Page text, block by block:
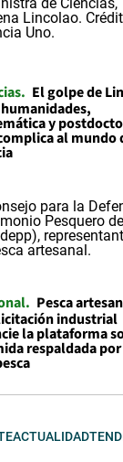
El golpe de
y
al mundo
Pesca
industrial
la plataforma
respaldada por
ACTUALIDAD